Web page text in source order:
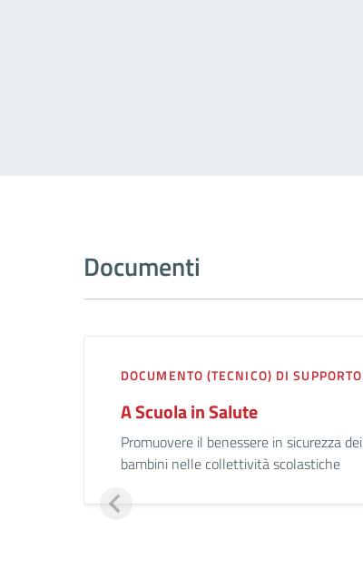
Documenti
DOCUMENTO (TECNICO) DI SUPPORTO
A Scuola in Salute
Promuovere il benessere in sicurezza dei
bambini nelle collettività scolastiche